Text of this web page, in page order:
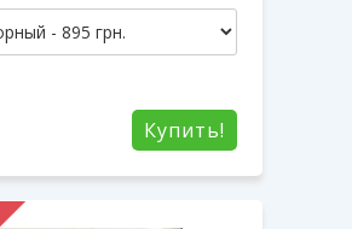
Купить!